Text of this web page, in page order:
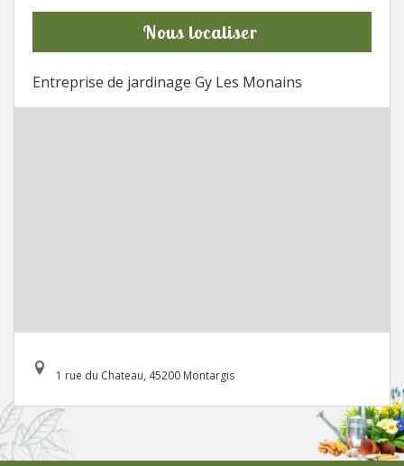
Nous localiser
Entreprise de jardinage Gy Les Monains
1 rue du Chateau, 45200 Montargis